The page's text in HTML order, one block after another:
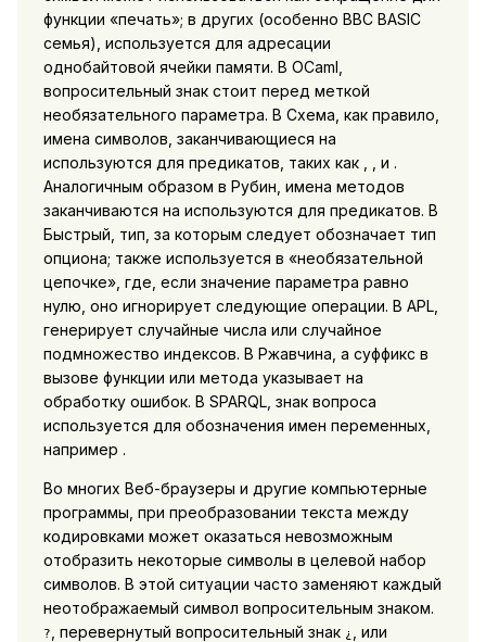
функции «печать»; в других (особенно BBC BASIC
семья), используется для адресации
однобайтовой ячейки памяти. В OCaml,
вопросительный знак стоит перед меткой
необязательного параметра. В Схема, как правило,
имена символов, заканчивающиеся на
используются для предикатов, таких как , , и .
Аналогичным образом в Рубин, имена методов
заканчиваются на используются для предикатов. В
Быстрый, тип, за которым следует обозначает тип
опциона; также используется в «необязательной
цепочке», где, если значение параметра равно
нулю, оно игнорирует следующие операции. В APL,
генерирует случайные числа или случайное
подмножество индексов. В Ржавчина, а суффикс в
вызове функции или метода указывает на
обработку ошибок. В SPARQL, знак вопроса
используется для обозначения имен переменных,
например .
Во многих Веб-браузеры и другие компьютерные
программы, при преобразовании текста между
кодировками может оказаться невозможным
отобразить некоторые символы в целевой набор
символов. В этой ситуации часто заменяют каждый
неотображаемый символ вопросительным знаком.
? , перевернутый вопросительный знак ¿
, или